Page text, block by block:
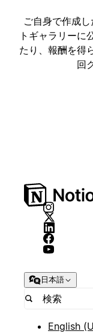
ご自身で作成
トギャラリーに
たり、報酬を得
回
日本語
English